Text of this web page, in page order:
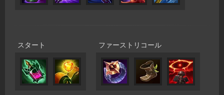
スタート ファーストリコール